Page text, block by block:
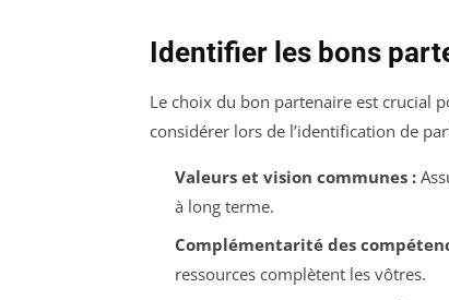
Identifier les bons
Le choix du bon partenaire est crucial
considérer lors de l’identification de
Valeurs et vision communes :
à long terme.
Complémentarité des
ressources complètent les vôtres.